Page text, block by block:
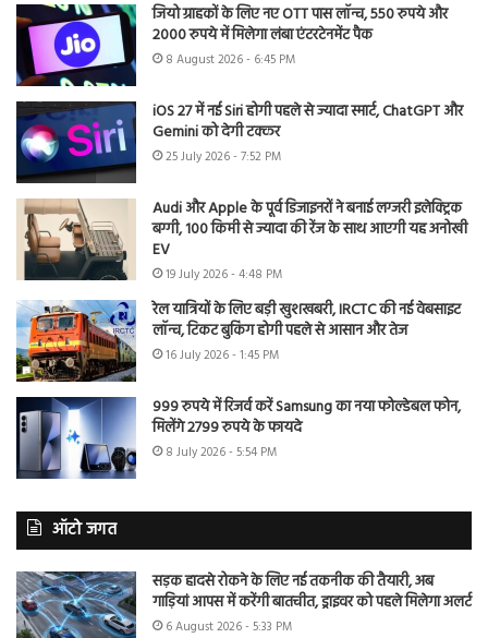
जियो ग्राहकों के लिए नए OTT पास लॉन्च, 550 रुपये और
2000 रुपये में मिलेगा लंबा एंटरटेनमेंट पैक
8 August 2026 - 6:45 PM
iOS 27 में नई Siri होगी पहले से ज्यादा स्मार्ट, ChatGPT और
Gemini को देगी टक्कर
25 July 2026 - 7:52 PM
Audi और Apple के पूर्व डिजाइनरों ने बनाई लग्जरी इलेक्ट्रिक
बग्गी, 100 किमी से ज्यादा की रेंज के साथ आएगी यह अनोखी
EV
19 July 2026 - 4:48 PM
रेल यात्रियों के लिए बड़ी खुशखबरी, IRCTC की नई वेबसाइट
लॉन्च, टिकट बुकिंग होगी पहले से आसान और तेज
16 July 2026 - 1:45 PM
999 रुपये में रिजर्व करें Samsung का नया फोल्डेबल फोन,
मिलेंगे 2799 रुपये के फायदे
8 July 2026 - 5:54 PM
ऑटो जगत
सड़क हादसे रोकने के लिए नई तकनीक की तैयारी, अब
गाड़ियां आपस में करेंगी बातचीत, ड्राइवर को पहले मिलेगा अलर्ट
6 August 2026 - 5:33 PM